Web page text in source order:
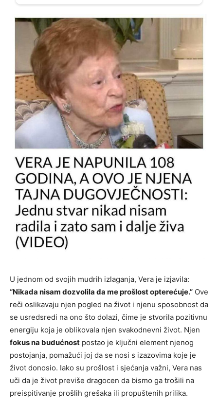
U jednom od svojih mudrih izlaganja, Vera je izjavila:
“Nikada nisam dozvolila da me prošlost opterećuje.” Ove
reči oslikavaju njen pogled na život i njenu sposobnost da
se usredsredi na ono što dolazi, čime je stvorila pozitivnu
energiju koja je oblikovala njen svakodnevni život. Njen
fokus na budućnost postao je ključni element njenog
postojanja, pomažući joj da se nosi s izazovima koje je
život donosio. Iako su prošlost i sjećanja važni, Vera nas
uči da je život previše dragocen da bismo ga trošili na
preispitivanje prošlih grešaka ili propuštenih prilika.